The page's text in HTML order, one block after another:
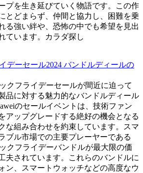
プを生き延びていく物語です。この作
とどまらず、仲間と協力し、困難を乗
る強い絆や、恐怖の中でも希望を見出
ています。カラダ探し
デーセール2024 バンドルディールの
クフライデーセールが間近に迫って
品に対する魅力的なバンドルディール
のセールイベントは、技術ファン
アップグレードする絶好の機会となる
な組み合わせを約束しています。スマ
ブル市場での主要プレーヤーである
クフライデーバンドルが最大限の価
夫されています。これらのバンドルに
ン、スマートウォッチなどの高度なウ